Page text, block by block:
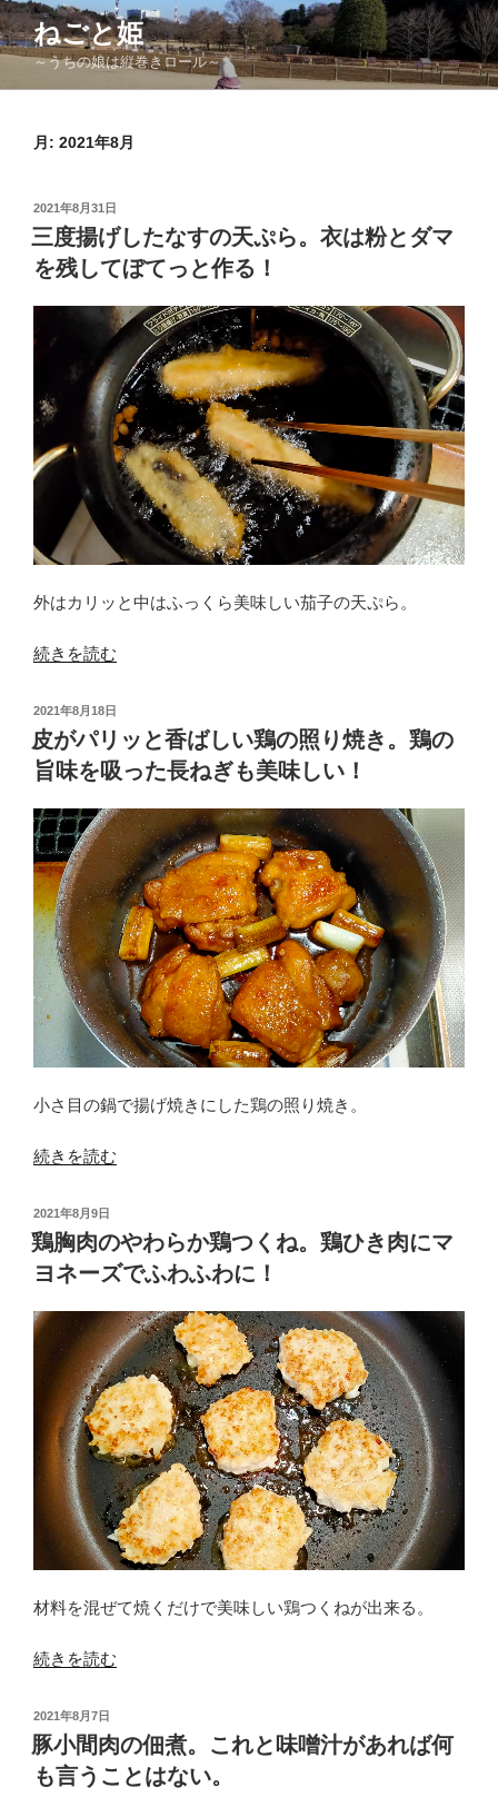
コ
ン
ン
ねごと姫
～うちの娘は縦巻きロール～
月: 2021年8月
投
稿
日:
2021年8月31日
三度揚げしたなすの天ぷら。衣は粉とダマ
を残してぼてっと作る！
外はカリッと中はふっくら美味しい茄子の天ぷら。
“三
揚
げ
し
た
な
す
の
天
ぷ
ら。
衣
は
粉
マ
残
て
ぼ
て
と
作
る！”
の
続きを読む
投
稿
日:
2021年8月18日
皮がパリッと香ばしい鶏の照り焼き。鶏の
旨味を吸った長ねぎも美味しい！
小さ目の鍋で揚げ焼きにした鶏の照り焼き。
“皮
パ
リ
ッ
香
ば
し
照
焼
き。
の
味
吸
っ
た
続きを読む
投
稿
日:
2021年8月9日
鶏胸肉のやわらか鶏つくね。鶏ひき肉にマ
ヨネーズでふわふわに！
材料を混ぜて焼くだけで美味しい鶏つくねが出来る。
“鶏
肉
の
や
わ
続きを読む
投
稿
日:
2021年8月7日
豚小間肉の佃煮。これと味噌汁があれば何
も言うことはない。